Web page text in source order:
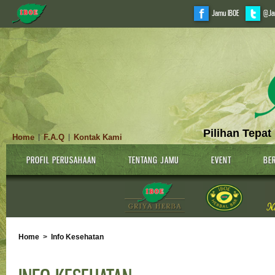
Jamu IBOE
Pilihan Tepat
Home |F.A.Q Kontak Kami
PROFIL PERUSAHAAN TENTANG JAMU EVENT
Home > Info Kesehatan